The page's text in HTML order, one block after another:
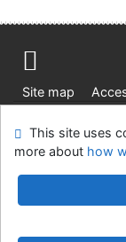
Site map
Ústavní soud,
660 83 Brno
©1993-2026
This site uses
more about how